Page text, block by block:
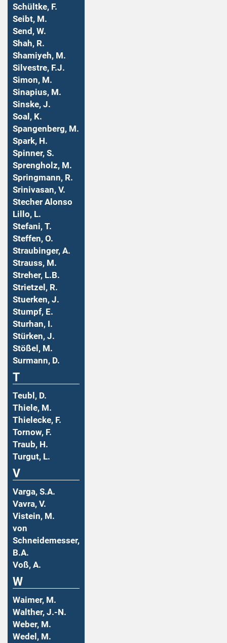
Schültke, F.
Seibt, M.
Send, W.
Shah, R.
Shamiyeh, M.
Silvestre, F.J.
Simon, M.
Sinapius, M.
Sinske, J.
Soal, K.
Spangenberg, M.
Spark, H.
Spinner, S.
Sprengholz, M.
Springmann, R.
Srinivasan, V.
Stecher Alonso
Lillo, L.
Stefani, T.
Steffen, O.
Straubinger, A.
Strauss, M.
Streher, L.B.
Strietzel, R.
Stuerken, J.
Stumpf, E.
Sturhan, I.
Stürken, J.
Stößel, M.
Surmann, D.
T
Teubl, D.
Thiele, M.
Thielecke, F.
Tornow, F.
Traub, H.
Turgut, L.
V
Varga, S.A.
Vavra, V.
Vistein, M.
von
Schneidemesser,
B.A.
Voß, A.
W
Waimer, M.
Walther, J.-N.
Weber, M.
Wedel, M.